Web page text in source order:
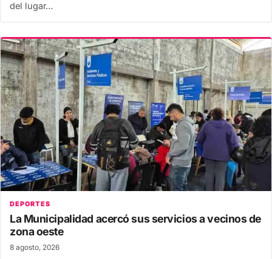
del lugar…
DEPORTES
La Municipalidad acercó sus servicios a vecinos de
zona oeste
8 agosto, 2026